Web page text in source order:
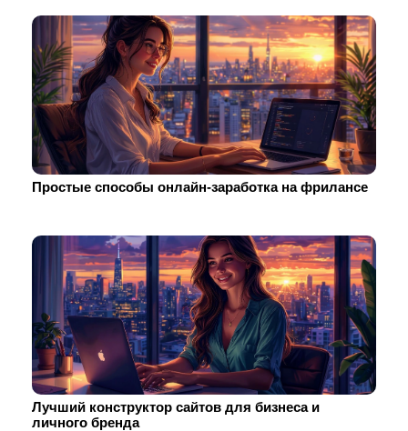
Простые способы онлайн-заработка на фрилансе
Лучший конструктор сайтов для бизнеса и
личного бренда